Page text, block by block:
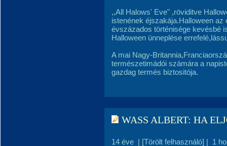
,,All Halows' Eve" ,röviditve
istenének éjszakája.Halloween
évszázados történisége kevésbé
Halloween ünneplése
A mai Nagy-
természetimádói számára a
gazdag termés biztositója.
WASS ALBERT: HA
14 éve | [Törölt felhasználó] | 1